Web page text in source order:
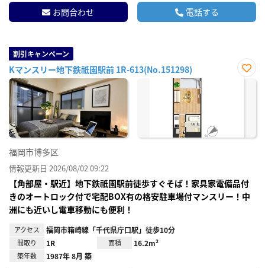
お問合わせ 電話する
割引キャンペーン
Kマンスリー地下鉄祇園駅前 1R-613(No.151298)
お気
福岡市博多区
情報更新日 2026/08/02 09:22
【角部屋・駅近】地下鉄祇園駅前徒歩すぐそば！家具家電備品付
きのオートロック付で宅配BOX有の格安駐車場付マンスリー！中
洲にも近いし電車移動にも便利！
アクセス 福岡市箱崎線「千代県庁口駅」徒歩10分
間取り 1R 面積 16.2m²
築年数 1987年 8月 築